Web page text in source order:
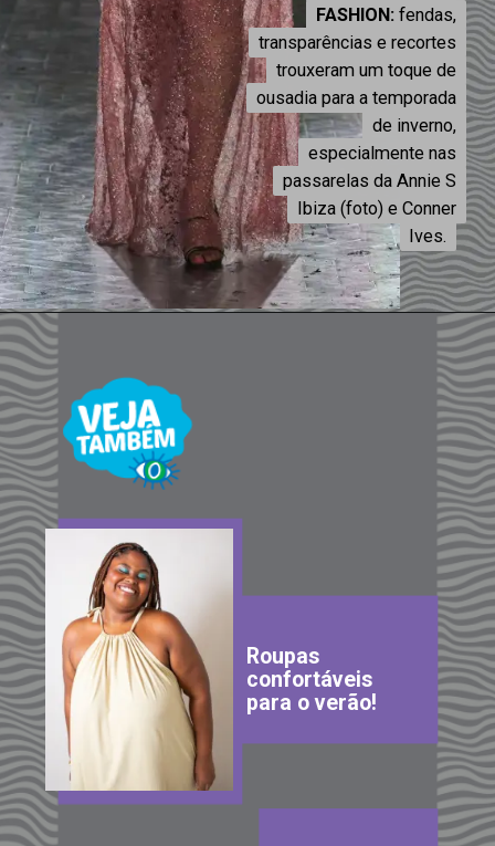
FASHION: fendas,
transparências e recortes
trouxeram um toque de
ousadia para a temporada
de inverno,
especialmente nas
passarelas da Annie S
Ibiza (foto) e Conner
Ives.
FASHION: fendas,
transparências e recortes
trouxeram um toque de
ousadia para a temporada
de inverno,
especialmente nas
passarelas da Annie S
Ibiza (foto) e Conner
Ives.
Roupas
confortáveis
para o verão!